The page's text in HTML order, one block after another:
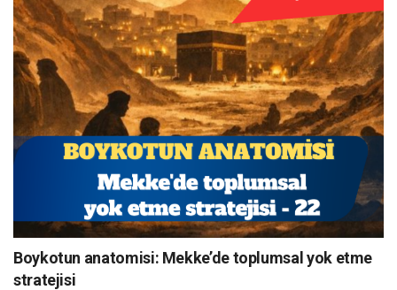
Boykotun anatomisi: Mekke’de toplumsal yok etme
stratejisi